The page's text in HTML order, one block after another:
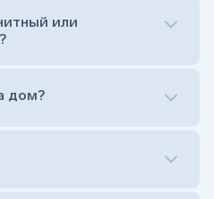
комплекта
веры (крестик или
портрет не рисовать)
или
дом?